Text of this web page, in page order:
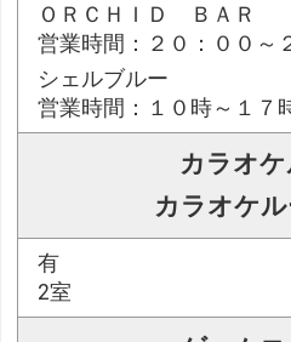
ＯＲＣＨＩＤ ＢＡＲ
営業時間：２０：００～
シェルブルー
営業時間：１０時～１７
カラオ
カラオケ
有
2室